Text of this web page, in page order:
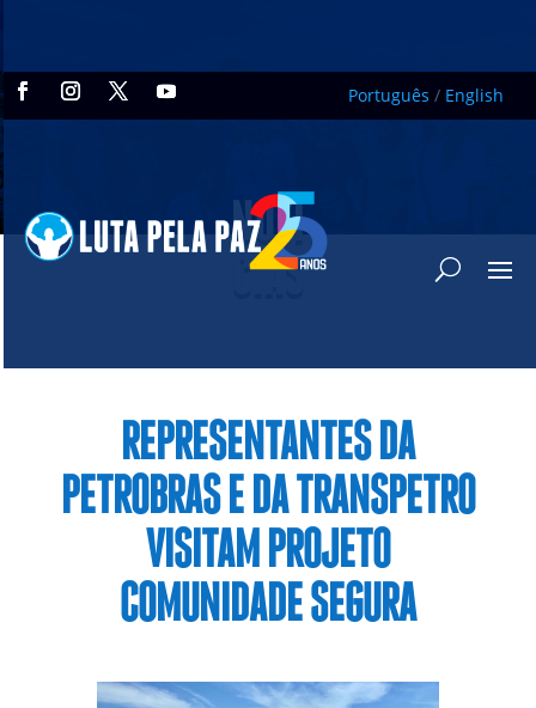
Português / English
NOTÍ
CIAS
REPRESENTANTES DA
PETROBRAS E DA TRANSPETRO
VISITAM PROJETO
COMUNIDADE SEGURA